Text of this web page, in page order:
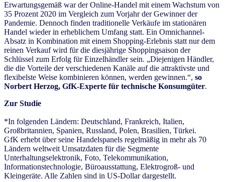
Erwartungsgemäß war der Online-Handel mit einem Wachstum von
35 Prozent 2020 im Vergleich zum Vorjahr der Gewinner der
Pandemie. Dennoch finden traditionelle Verkäufe im stationären
Handel wieder in erheblichem Umfang statt. Ein Omnichannel-
Absatz in Kombination mit einem Shopping-Erlebnis statt nur dem
reinen Verkauf wird für die diesjährige Shoppingsaison der
Schlüssel zum Erfolg für Einzelhändler sein. „Diejenigen Händler,
die die Vorteile der verschiedenen Kanäle auf die attraktivste und
flexibelste Weise kombinieren können, werden gewinnen.“, so
Norbert Herzog, GfK-Experte für technische Konsumgüter.
Zur Studie
*In folgenden Ländern: Deutschland, Frankreich, Italien,
Großbritannien, Spanien, Russland, Polen, Brasilien, Türkei.
GfK erhebt über seine Handelspanels regelmäßig in mehr als 70
Ländern weltweit Umsatzdaten für die Segmente
Unterhaltungselektronik, Foto, Telekommunikation,
Informationstechnologie, Büroausstattung, Elektrogroß- und
Kleingeräte. Alle Zahlen sind in US-Dollar dargestellt.